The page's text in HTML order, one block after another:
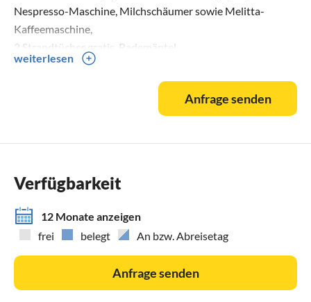
Nespresso-Maschine, Milchschäumer sowie Melitta-
Kaffeemaschine,
2 Strandtücher gratis, Bademäntel,
Infrarotkabine, Whirlpoolwanne,
weiterlesen
Anfrage senden
Verfügbarkeit
12 Monate anzeigen
frei
belegt An bzw. Abreisetag
Anfrage senden